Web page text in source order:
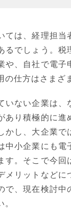
ては、経理担当
るでしょう。税
や、自社で電子
の仕方はさまざ
いない企業は、
あり積極的に進
かし、大企業で
中小企業にも電
す。そこで今回
メリットなどに
で、現在検討中